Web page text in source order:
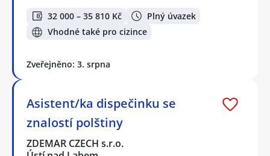
32 000 – 35 810 Kč
Plný úvazek
Vhodné také pro cizince
Zveřejněno: 3. srpna
Asistent/ka dispečinku se
znalostí polštiny
ZDEMAR CZECH s.r.o.